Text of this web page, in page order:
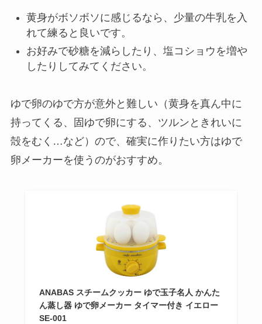
黄身がボソボソに感じるなら、少量の牛乳を入
れて練ると良いです。
お好みで砂糖を減らしたり、塩コショウを増や
したりしてみてください。
ゆで卵のゆで方が意外と難しい（黄身を真ん中に
持ってくる、固ゆで卵にする、ツルンときれいに
殻をむく…など）ので、確実に作りたい方はゆで
卵メーカーを使うのがおすすめ。
ANABAS スチームクッカー ゆで玉子名人 かんた
ん蒸し器 ゆで卵メーカー タイマー付き イエロー
SE-001